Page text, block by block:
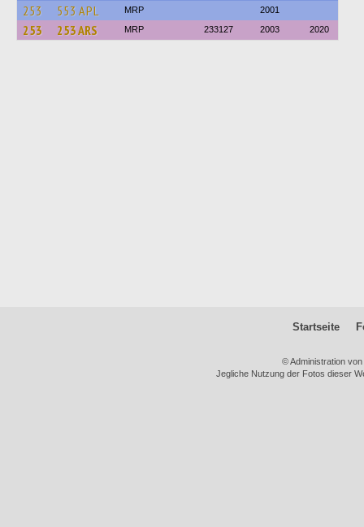
253 553 APL MRP 2001
253 253 ARS MRP 233127 2003 2020
Startseite
© Administration
Jegliche Nutzung der Fotos dieser